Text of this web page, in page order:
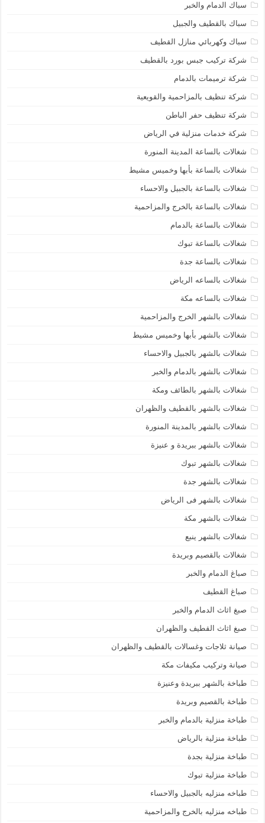
سباك الدمام والخبر
سباك بالقطيف والجبيل
سباك وكهربائي منازل القطيف
شركة تركيب جبس بورد بالقطيف
شركة ترميمات بالدمام
شركة تنظيف بالمزاحمية والقويعية
شركة تنظيف حفر الباطن
شركة خدمات منزلية في الرياض
شغالات بالساعة المدينة المنورة
شغالات بالساعة بأبها وخميس مشيط
شغالات بالساعة بالجبيل والاحساء
شغالات بالساعة بالخرج والمزاحمية
شغالات بالساعة بالدمام
شغالات بالساعة تبوك
شغالات بالساعة جدة
شغالات بالساعه الرياض
شغالات بالساعه مكة
شغالات بالشهر الخرج والمزاحمية
شغالات بالشهر بأبها وخميس مشيط
شغالات بالشهر بالجبيل والاحساء
شغالات بالشهر بالدمام والخبر
شغالات بالشهر بالطائف ومكة
شغالات بالشهر بالقطيف والظهران
شغالات بالشهر بالمدينة المنورة
شغالات بالشهر ببريدة و عنيزة
شغالات بالشهر تبوك
شغالات بالشهر جدة
شغالات بالشهر فى الرياض
شغالات بالشهر مكة
شغالات بالشهر ينبع
شغالات بالقصيم وبريدة
صباغ الدمام والخبر
صباغ القطيف
صبغ اثاث الدمام والخبر
صبغ اثاث القطيف والظهران
صيانة ثلاجات وغسالات بالقطيف والظهران
صيانة وتركيب مكيفات مكة
طباخة بالشهر ببريدة وعنيزة
طباخة بالقصيم وبريدة
طباخة منزلية بالدمام والخبر
طباخة منزلية بالرياض
طباخة منزلية بجدة
طباخة منزلية تبوك
طباخه منزليه بالجبيل والاحساء
طباخه منزليه بالخرج والمزاحمية